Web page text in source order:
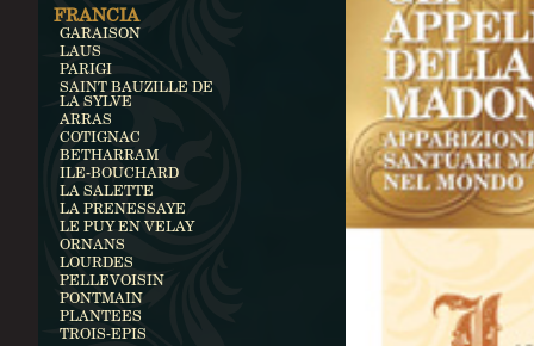
FRANCIA
GARAISON
LAUS
PARIGI
SAINT BAUZILLE DE
LA SYLVE
ARRAS
COTIGNAC
BETHARRAM
ILE-BOUCHARD
LA SALETTE
LA PRENESSAYE
LE PUY EN VELAY
ORNANS
LOURDES
PELLEVOISIN
PONTMAIN
PLANTEES
TROIS-EPIS